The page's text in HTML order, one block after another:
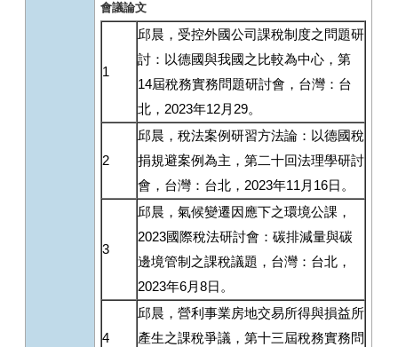
會議論文
1
邱晨，受控外國公司課稅制度之問題研
討：以德國與我國之比較為中心，第
14屆稅務實務問題研討會，台灣：台
北，2023年12月29。
2
邱晨，稅法案例研習方法論：以德國稅
捐規避案例為主，第二十回法理學研討
會，台灣：台北，2023年11月16日。
3
邱晨，氣候變遷因應下之環境公課，
2023國際稅法研討會：碳排減量與碳
邊境管制之課稅議題，台灣：台北，
2023年6月8日。
4
邱晨，營利事業房地交易所得與損益所
產生之課稅爭議，第十三屆稅務實務問